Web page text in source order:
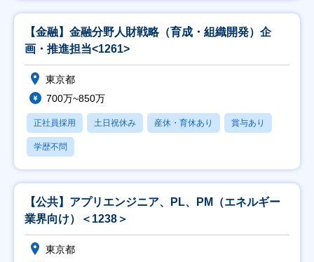
【金融】金融分野人財戦略（育成・組織開発）企
画・推進担当<1261>
東京都
700万~850万
正社員採用 土日祝休み 産休・育休あり 賞与あり
学歴不問
【公共】アプリエンジニア、PL、PM（エネルギー
業界向け）＜1238＞
東京都